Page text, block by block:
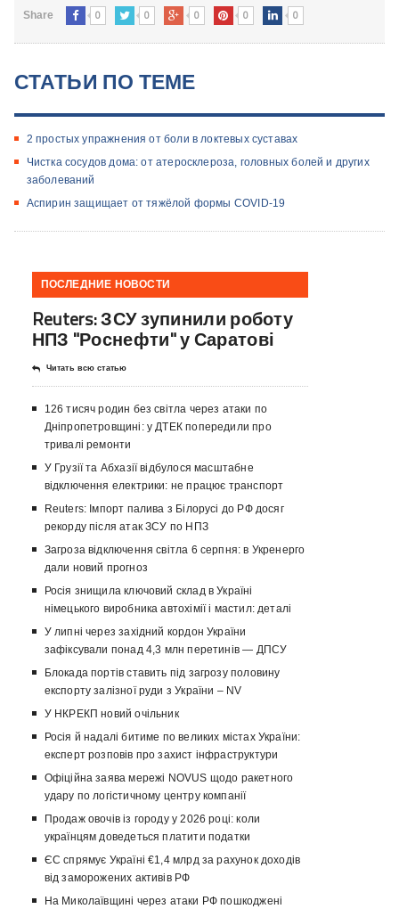
Share 0 0 0 0 0
СТАТЬИ ПО ТЕМЕ
2 простых упражнения от боли в локтевых суставах
Чистка сосудов дома: от атеросклероза, головных болей и других
заболеваний
Аспирин защищает от тяжёлой формы COVID-19
ПОСЛЕДНИЕ НОВОСТИ
Reuters: ЗСУ зупинили роботу
НПЗ "Роснефти" у Саратові
Читать всю статью
126 тисяч родин без світла через атаки по
Дніпропетровщині: у ДТЕК попередили про
тривалі ремонти
У Грузії та Абхазії відбулося масштабне
відключення електрики: не працює транспорт
Reuters: Імпорт палива з Білорусі до РФ досяг
рекорду після атак ЗСУ по НПЗ
Загроза відключення світла 6 серпня: в Укренерго
дали новий прогноз
Росія знищила ключовий склад в Україні
німецького виробника автохімії і мастил: деталі
У липні через західний кордон України
зафіксували понад 4,3 млн перетинів — ДПСУ
Блокада портів ставить під загрозу половину
експорту залізної руди з України – NV
У НКРЕКП новий очільник
Росія й надалі битиме по великих містах України:
експерт розповів про захист інфраструктури
Офіційна заява мережі NOVUS щодо ракетного
удару по логістичному центру компанії
Продаж овочів із городу у 2026 році: коли
українцям доведеться платити податки
ЄС спрямує Україні €1,4 млрд за рахунок доходів
від заморожених активів РФ
На Миколаївщині через атаки РФ пошкоджені